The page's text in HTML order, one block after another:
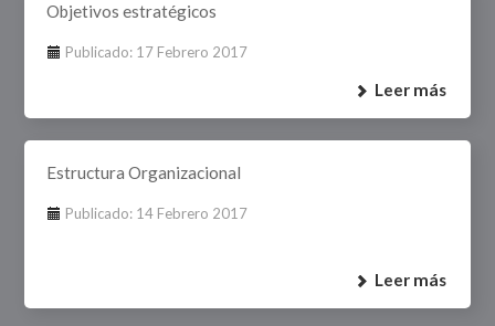
Objetivos estratégicos
Publicado: 17 Febrero 2017
Leer más
Estructura Organizacional
Publicado: 14 Febrero 2017
Leer más